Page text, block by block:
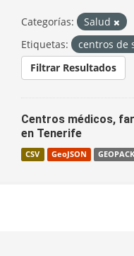
Categorías: Salud
Etiquetas:
centros de
Filtrar Resultados
Centros médicos,
en Tenerife
CSV GeoJSON